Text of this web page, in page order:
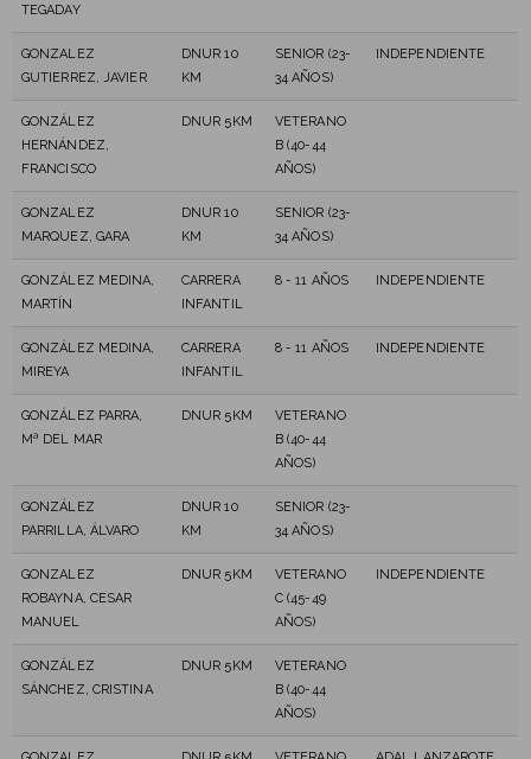
TEGADAY
GONZALEZ
GUTIERREZ, JAVIER
DNUR 10
KM
SENIOR (23-
34 AÑOS)
INDEPENDIENTE
GONZÁLEZ
HERNÁNDEZ,
FRANCISCO
DNUR 5KM
VETERANO
B (40-44
AÑOS)
GONZALEZ
MARQUEZ, GARA
DNUR 10
KM
SENIOR (23-
34 AÑOS)
GONZÁLEZ MEDINA,
MARTÍN
CARRERA
INFANTIL
8 - 11 AÑOS INDEPENDIENTE
GONZÁLEZ MEDINA,
MIREYA
CARRERA
INFANTIL
8 - 11 AÑOS INDEPENDIENTE
GONZÁLEZ PARRA,
Mª DEL MAR
DNUR 5KM
VETERANO
B (40-44
AÑOS)
GONZÁLEZ
PARRILLA, ÁLVARO
DNUR 10
KM
SENIOR (23-
34 AÑOS)
GONZALEZ
ROBAYNA, CESAR
MANUEL
DNUR 5KM
VETERANO
C (45-49
AÑOS)
INDEPENDIENTE
GONZÁLEZ
SÁNCHEZ, CRISTINA
DNUR 5KM
VETERANO
B (40-44
AÑOS)